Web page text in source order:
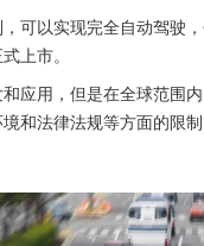
可以实现完全自动驾驶
上市。
应用，但是在全球范围
和法律法规等方面的限